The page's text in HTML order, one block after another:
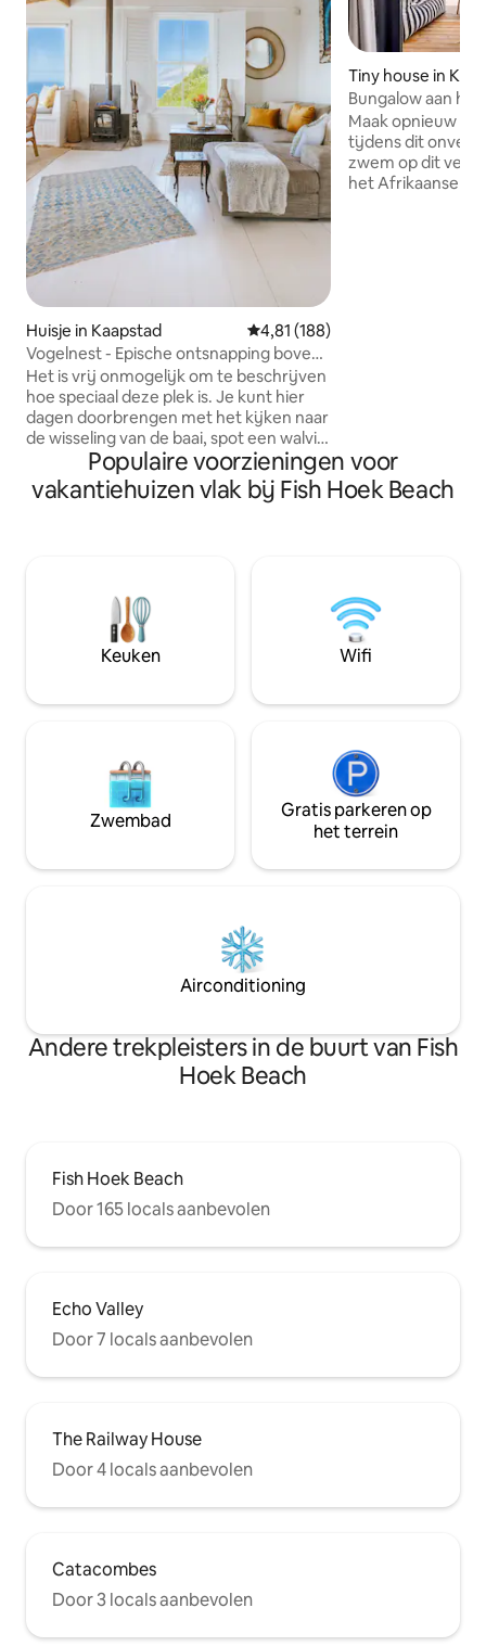
Huisje in Kaapstad Gemiddelde beoordeling van
4,81 (188)
Vogelnest - Epische ontsnapping boven
False Bay
Het is vrij onmogelijk om te beschrijven
hoe speciaal deze plek is. Je kunt hier
dagen doorbrengen met het kijken naar
de wisseling van de baai, spot een walvis
of de dolfijnen en het geweldige uitzicht
Gezellig en warm in de winter en in de
zomer is het de perfecte schuilplaats
30 minuten afstand. Houd er rekening
mee dat je 180 trappen moet beklimmen
en de volledige beschrijving moet lezen
voordat je reserveert om ervoor te
Tiny house in
Bungalow aan
Maak opnieuw
tijdens dit
zwem op dit
het Afrikaanse
Populaire voorzieningen voor
vakantiehuizen vlak bij Fish Hoek Beach
Keuken Wifi
Zwembad
Gratis parkeren op
het terrein
Airconditioning
Andere trekpleisters in de buurt van Fish
Hoek Beach
Fish Hoek Beach
Door 165 locals aanbevolen
Echo Valley
Door 7 locals aanbevolen
The Railway House
Door 4 locals aanbevolen
Catacombes
Door 3 locals aanbevolen